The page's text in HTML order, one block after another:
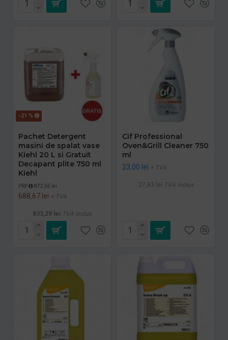
-21 %
Pachet Detergent
masini de spalat vase
Kiehl 20 L si Gratuit
Decapant plite 750 ml
Kiehl
PRP 872,65 lei
688,67 lei + TVA
833,29 lei TVA inclus
Cif Professional
Oven&Grill Cleaner 750
ml
23,00 lei + TVA
27,83 lei TVA inclus